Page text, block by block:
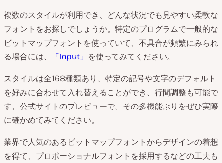
複数のスタイルが利用でき、どんな状況でも見やすい柔軟な
フォントをお探しでしょうか。特定のプログラムで一般的な
ビットマップフォントを使っていて、不具合が頻繁にみられ
る場合には、
「Input」 を使ってみてください。
スタイルは全168種類あり、特定の記号や文字のデフォルト
を好みに合わせて入れ替えることができ、行間調整も可能で
す。公式サイトのプレビューで、その多機能ぶりをぜひ実際
に確かめてみてください。
業界で人気のあるビットマップフォントからデザインの着想
を得て、プロポーショナルフォントを採用するなどの工夫も